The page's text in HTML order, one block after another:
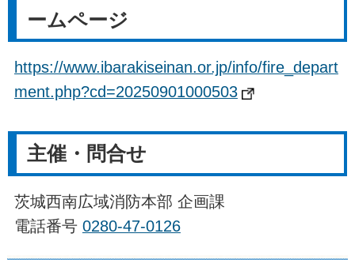
ームページ
https://www.ibarakiseinan.or.jp/info/fire_depart
ment.php?cd=20250901000503
主催・問合せ
茨城西南広域消防本部 企画課
電話番号 0280-47-0126